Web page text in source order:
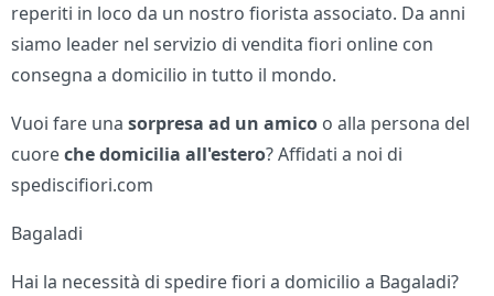
reperiti in loco da un nostro fiorista associato. Da anni
siamo leader nel servizio di vendita fiori online con
consegna a domicilio in tutto il mondo.
Vuoi fare unasorpresa ad un amico o alla persona del
cuoreche domicilia all'estero? Affidati a noi di
spediscifiori.com
Bagaladi
Hai la necessità di spedire fiori a domicilio a Bagaladi?